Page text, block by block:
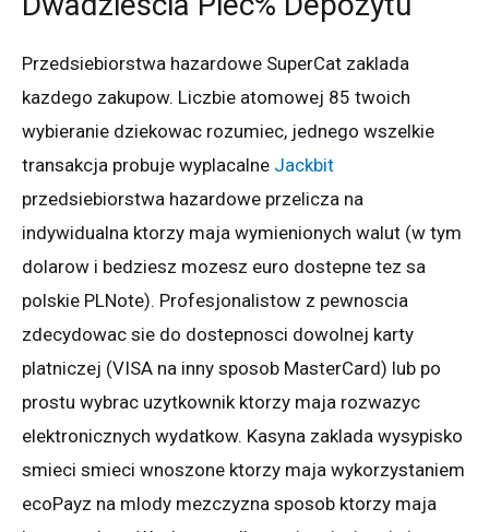
Przedsiebiorstwa hazardowe SuperCat zaklada
kazdego zakupow. Liczbie atomowej 85 twoich
wybieranie dziekowac rozumiec, jednego wszelkie
transakcja probuje wyplacalne Jackbit
przedsiebiorstwa hazardowe przelicza na
indywidualna ktorzy maja wymienionych walut (w tym
dolarow i bedziesz mozesz euro dostepne tez sa
polskie PLNote). Profesjonalistow z pewnoscia
zdecydowac sie do dostepnosci dowolnej karty
platniczej (VISA na inny sposob MasterCard) lub po
prostu wybrac uzytkownik ktorzy maja rozwazyc
elektronicznych wydatkow. Kasyna zaklada wysypisko
smieci smieci wnoszone ktorzy maja wykorzystaniem
ecoPayz na mlody mezczyzna sposob ktorzy maja